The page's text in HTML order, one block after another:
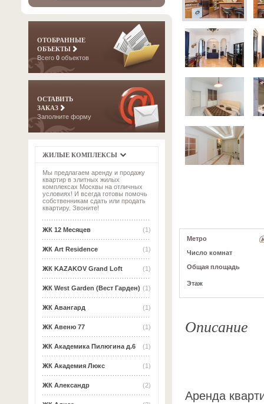
ОТОБРАННЫЕ
ОБЪЕКТЫ
Всего 0 объектов
ОСТАВИТЬ
ЗАКАЗ
Заполните форму
ЖИЛЫЕ КОМПЛЕКСЫ
Мы предлагаем аренду и продажу
квартир в элитных жилых
комплексах Москвы на отличных
условиях! И всегда готовы помочь
собственникам сдать или продать
квартиру. Звоните!
(1)
ЖК 12 Месяцев
(1)
ЖК Art Residence
(1)
ЖК KAZAKOV Grand Loft
(1)
ЖК West Garden (Вест Гарден)
(1)
ЖК Авангард
(1)
ЖК Авеню 77
(1)
ЖК Академика Пилюгина д.6
(1)
ЖК Академия Люкс
(2)
ЖК Александр
Метро
Число комнат
Общая площадь
Этаж
Описание
Аренда